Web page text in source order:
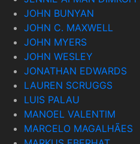
JOHN BUNYAN
JOHN C. MAXWELL
JOHN MYERS
JOHN WESLEY
JONATHAN EDWARDS
LAUREN SCRUGGS
LUIS PALAU
MANOEL VALENTIM
MARCELO MAGALHÃES